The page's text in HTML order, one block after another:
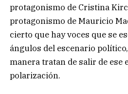
protagonismo de Cristina
protagonismo de Mauricio
cierto que hay voces que se
ángulos del escenario
manera tratan de salir de ese
polarización.